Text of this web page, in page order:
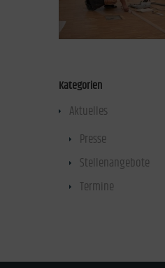
Kategorien
Aktuelles
Presse
Stellenangebote
Termine